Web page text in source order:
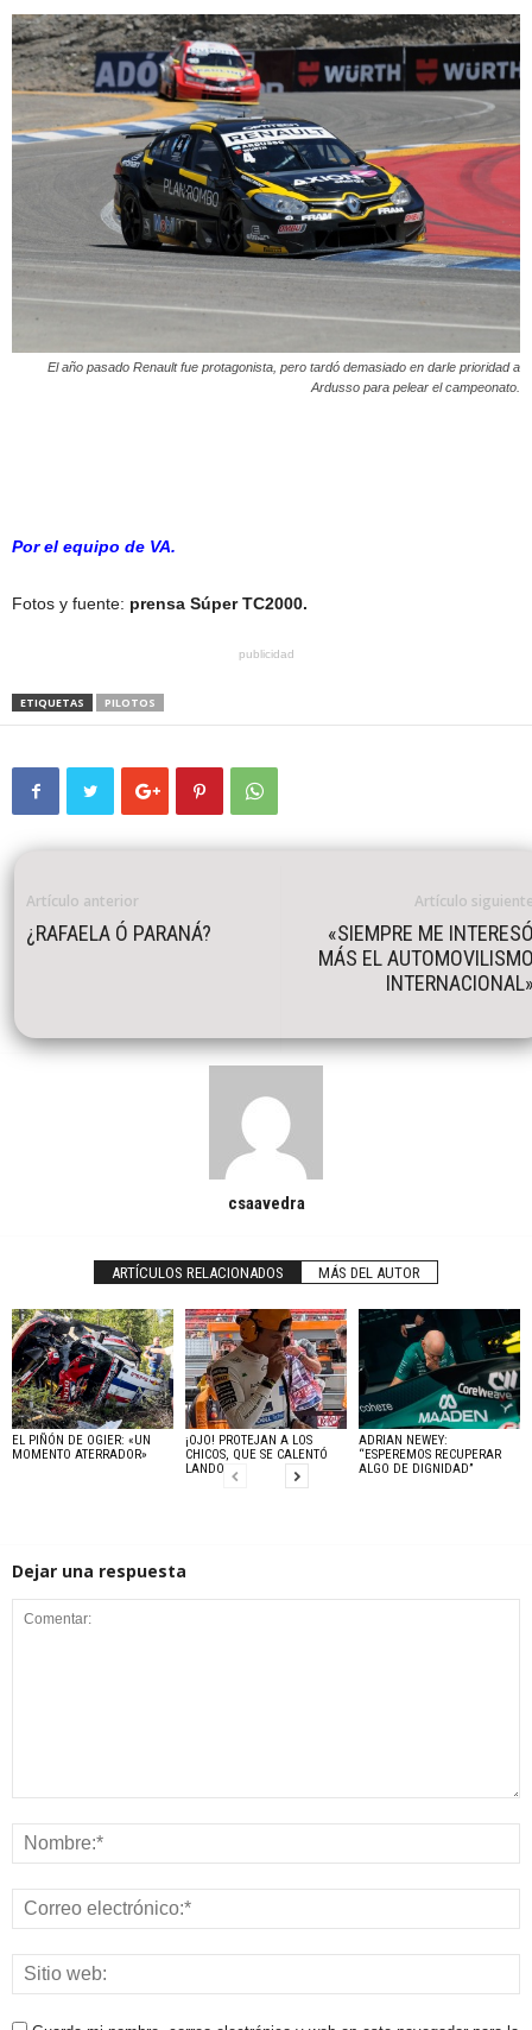
El año pasado Renault fue protagonista, pero tardó demasiado en darle prioridad a
Ardusso para pelear el campeonato.
Por el equipo de VA.
Fotos y fuente: prensa Súper TC2000.
publicidad
ETIQUETAS PILOTOS
Artículo anterior
¿RAFAELA Ó PARANÁ?
Artículo
«SIEMPRE ME
MÁS EL
csaavedra
ARTÍCULOS RELACIONADOS MÁS DEL AUTOR
EL PIÑÓN DE OGIER: «UN
MOMENTO ATERRADOR»
¡OJO! PROTEJAN A LOS
CHICOS, QUE SE CALENTÓ
LANDO
ADRIAN NEWEY:
“ESPEREMOS RECUPERAR
ALGO DE DIGNIDAD”
Dejar una respuesta